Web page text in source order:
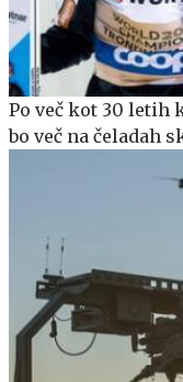
Po več kot 30 letih
bo več na čeladah